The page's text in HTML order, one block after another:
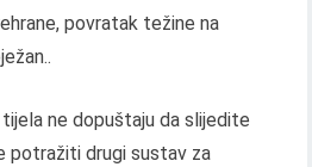
povratak težine na
ne dopuštaju da slijedite
potražiti drugi sustav za